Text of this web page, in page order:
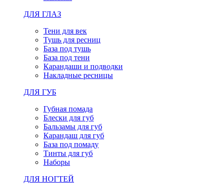
ДЛЯ ГЛАЗ
Тени для век
Тушь для ресниц
База под тушь
База под тени
Карандаши и подводки
Накладные ресницы
ДЛЯ ГУБ
Губная помада
Блески для губ
Бальзамы для губ
Карандаш для губ
База под помаду
Тинты для губ
Наборы
ДЛЯ НОГТЕЙ